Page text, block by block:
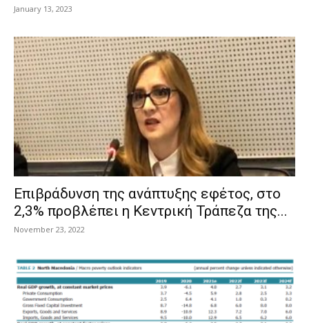
January 13, 2023
Επιβράδυνση της ανάπτυξης εφέτος, στο
2,3% προβλέπει η Κεντρική Τράπεζα της...
November 23, 2022